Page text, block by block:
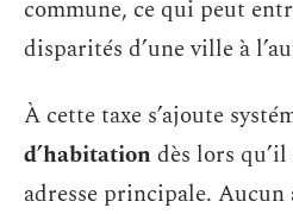
commune, ce qui peut
disparités d’une ville à
À cette taxe s’ajoute
d’habitationdès lors qu’il
adresse principale. Aucun